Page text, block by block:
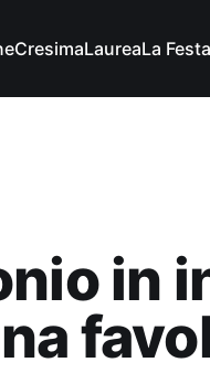
CresimaLaureaLa Festa
in